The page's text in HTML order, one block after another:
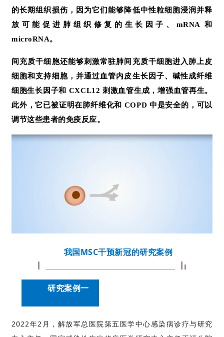
首
临
床
登录 注册
的长期组织损伤，因为它们能够降低中性粒细胞浸润并释
放可能促进肺组织修复的生长因子、mRNA 和
microRNA。
间充质干细胞还能够刺激常驻肺间充质干细胞进入肺上皮
细胞和支持细胞，并通过血管内皮生长因子、碱性成纤维
细胞生长因子和 CXCL12 刺激血管生成，增强血管再生。
此外，它已被证明在肺纤维化和 COPD 中是安全的，可以
调节这些患者的免疫反应。
我国MSC干预新冠的研究案例
研究案例一
2022年2月，解放军总医院第五医学中心感染病诊疗与研究